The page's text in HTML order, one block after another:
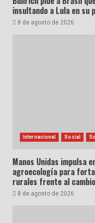
insultando a Lula en su
8 de agosto de 2026
Internacional Social
Manos Unidas impulsa
agroecología para
rurales frente al
8 de agosto de 2026